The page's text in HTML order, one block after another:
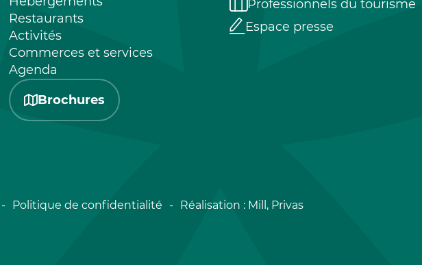
Restaurants
Activités
Commerces et services
Agenda
Brochures
Professionnels du tourisme
Espace presse
Politique de confidentialité Réalisation : Mill, Privas